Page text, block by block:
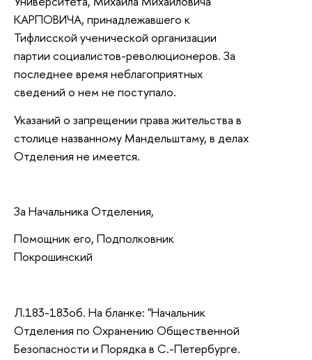
КАРПОВИЧА, принадлежавшего к
Тифлисской ученической организации
партии социалистов-революционеров. За
последнее время неблагоприятных
сведений о нем не поступало.
Указаний о запрещении права жительства в
столице названному Мандельштаму, в делах
Отделения не имеется.
За Начальника Отделения,
Помощник его, Подполковник
Покрошинский
Л.183-183об. На бланке: "Начальник
Отделения по Охранению Общественной
Безопасности и Порядка в С.-Петербурге.